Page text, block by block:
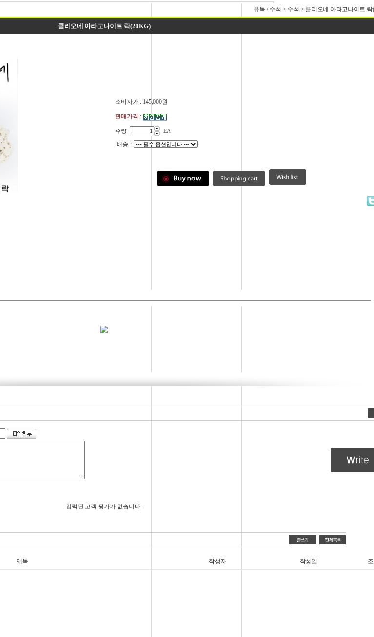
유목 / 수석 > 수석 > 클리오네 아라고나이트 락
클리오네 아라고나이트 락(20KG)
소비자가 : 145,000원
판매가격 :
수량
EA
배송 :
입력된 고객 평가가 없습니다.
제목 작성자 작성일